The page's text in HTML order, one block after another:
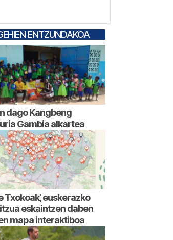
ENTZUNDAKOA
dago Kangbeng
Gambia alkartea
Txokoak’, euskerazko
eskaintzen daben
mapa interaktiboa